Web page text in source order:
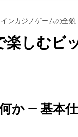
ンカジノゲームの全貌
楽しむビ
か — 基本